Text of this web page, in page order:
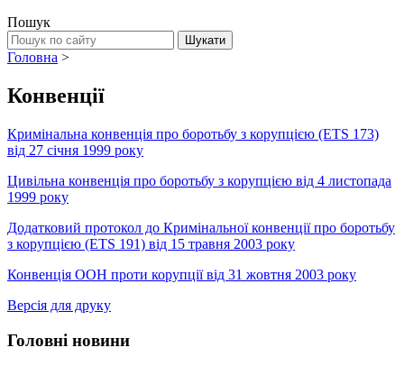
Пошук
Головна >
Конвенції
Кримінальна конвенція про боротьбу з корупцією (ЕТS 173)
від 27 січня 1999 року
Цивільна конвенція про боротьбу з корупцією від 4 листопада
1999 року
Додатковий протокол до Кримінальної конвенції про боротьбу
з корупцією (ЕТS 191) від 15 травня 2003 року
Конвенція ООН проти корупції від 31 жовтня 2003 року
Версія для друку
Головні новини